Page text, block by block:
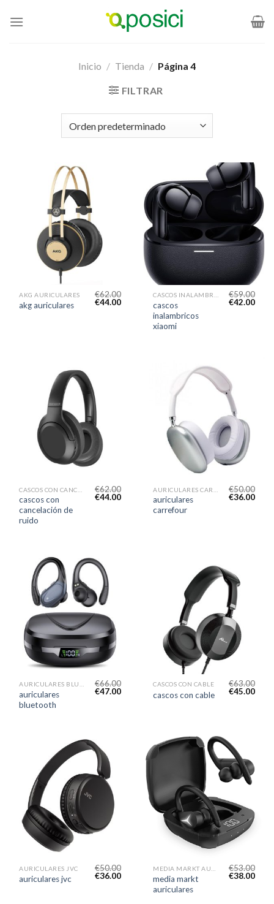
Inicio / Tienda / Página 4
FILTRAR
AKG AURICULARES
akg auriculares
€62.00
€44.00
cascos
inalambricos
xiaomi
€59.00
€42.00
cascos con
cancelación de
ruido
€62.00
€44.00
auriculares
carrefour
€50.00
€36.00
auriculares
bluetooth
€66.00
€47.00
CASCOS CON CABLE
cascos con cable
€63.00
€45.00
AURICULARES JVC
auriculares jvc
€50.00
€36.00
media markt
auriculares
€53.00
€38.00